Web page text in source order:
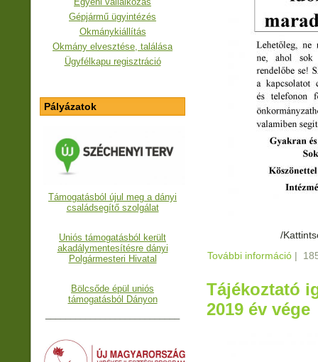
Gépjármű ügyintézés
Okmánykiállítás
Okmány elvesztése, találása
Ügyfélkapu regisztráció
Pályázatok
Támogatásból újul meg a dányi
családsegítő szolgálat
Uniós támogatásból került
akadálymentesítésre dányi
Polgármesteri Hivatal
Bölcsőde épül uniós
támogatásból Dányon
/
További információ |
Tájékoztató
2019 év vége